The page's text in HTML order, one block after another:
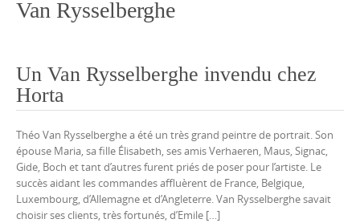
Van Rysselberghe
Un Van Rysselberghe invendu chez
Horta
Théo Van Rysselberghe a été un très grand peintre de portrait. Son
épouse Maria, sa fille Élisabeth, ses amis Verhaeren, Maus, Signac,
Gide, Boch et tant d’autres furent priés de poser pour l’artiste. Le
succès aidant les commandes affluèrent de France, Belgique,
Luxembourg, d’Allemagne et d’Angleterre. Van Rysselberghe savait
choisir ses clients, très fortunés, d’Emile […]